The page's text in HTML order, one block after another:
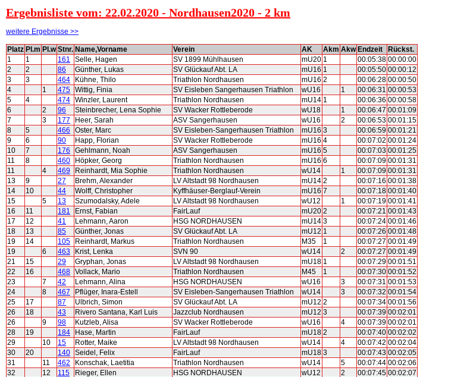
Ergebnisliste vom: 22.02.2020 - Nordhausen2020 - 2 km
weitere Ergebnisse >>
Platz Pl.m Pl.w Stnr. Name,Vorname Verein AK Akm Akw Endzeit
Rückst.
1
1 161 Selle, Hagen SV 1899 Mühlhausen mU20 1 00:05:38 00:00:00
2
2 86 Günther, Lukas SV Glückauf Abt. LA mU16 1 00:05:50 00:00:12
3
3 464 Kühne, Thilo Triathlon Nordhausen mU16 2 00:06:28 00:00:50
4
1 475 Wittig, Finia SV Eisleben Sangerhausen Triathlon wU16 1 00:06:31 00:00:53
5
4 474 Winzler, Laurent Triathlon Nordhausen mU14 1 00:06:36 00:00:58
6
2 96 Steinbrecher, Lena Sophie SV Wacker Rottleberode wU18 1 00:06:47 00:01:09
7
3 177 Heer, Sarah ASV Sangerhausen wU16 2 00:06:53 00:01:15
8
5 466 Oster, Marc SV Eisleben-Sangerhausen Triathlon mU16 3 00:06:59 00:01:21
9
6 90 Happ, Florian SV Wacker Rottleberode mU16 4 00:07:02 00:01:24
10
7 176 Gehlmann, Noah ASV Sangerhausen mU16 5 00:07:03 00:01:25
11
8 460 Höpker, Georg Triathlon Nordhausen mU16 6 00:07:09 00:01:31
11
4 469 Reinhardt, Mia Sophie Triathlon Nordhausen wU14 1 00:07:09 00:01:31
13
9 27 Brehm, Alexander LV Altstadt 98 Nordhausen mU14 2 00:07:16 00:01:38
14
10 44 Wolff, Christopher Kyffhäuser-Berglauf-Verein mU16 7 00:07:18 00:01:40
15
5 13 Szumodalsky, Adele LV Altstadt 98 Nordhausen wU12 1 00:07:19 00:01:41
16
11 181 Ernst, Fabian FairLauf mU20 2 00:07:21 00:01:43
17
12 41 Lehmann, Aaron HSG NORDHAUSEN mU14 3 00:07:24 00:01:46
18
13 85 Günther, Jonas SV Glückauf Abt. LA mU12 1 00:07:26 00:01:48
19
14 105 Reinhardt, Markus Triathlon Nordhausen M35 1 00:07:27 00:01:49
19
6 463 Krist, Lenka SVN 90 wU14 2 00:07:27 00:01:49
21
15 29 Gryphan, Jonas LV Altstadt 98 Nordhausen mU18 1 00:07:29 00:01:51
22
16 468 Vollack, Mario Triathlon Nordhausen M45 1 00:07:30 00:01:52
23
7 42 Lehmann, Alina HSG NORDHAUSEN wU16 3 00:07:31 00:01:53
24
8 467 Pflüger, Inara-Estell SV Eisleben-Sangerhausen Triathlon wU14 3 00:07:32 00:01:54
25
17 87 Ulbrich, Simon SV Glückauf Abt. LA mU12 2 00:07:34 00:01:56
26
18 43 Rivero Santana, Karl Luis Jazzclub Nordhausen mU12 3 00:07:39 00:02:01
26
9 98 Kutzleb, Alisa SV Wacker Rottleberode wU16 4 00:07:39 00:02:01
28
19 184 Hase, Martin FairLauf mU18 2 00:07:40 00:02:02
29
10 15 Rotter, Maike LV Altstadt 98 Nordhausen wU14 4 00:07:42 00:02:04
30
20 140 Seidel, Felix FairLauf mU18 3 00:07:43 00:02:05
31
11 462 Konschak, Laetitia Triathlon Nordhausen wU14 5 00:07:44 00:02:06
32
12 115 Rieger, Ellen HSG NORDHAUSEN wU12 2 00:07:45 00:02:07